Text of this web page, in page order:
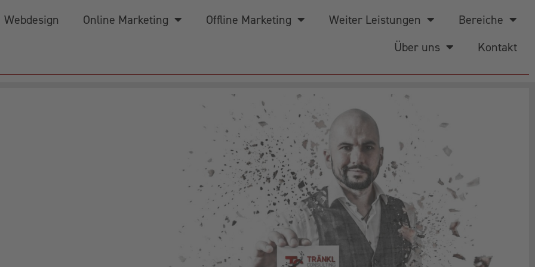
Webdesign Online Marketing Offline Marketing Weiter Leistungen
Bereiche
Über uns
Kontakt